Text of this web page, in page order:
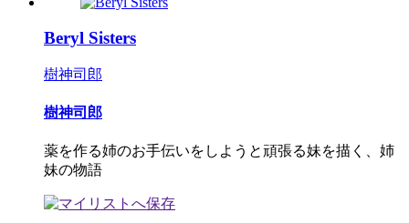
Beryl Sisters
樹神司郎
樹神司郎
薬を作る姉のお手伝いをしようと頑張る妹を描く、姉
妹の物語